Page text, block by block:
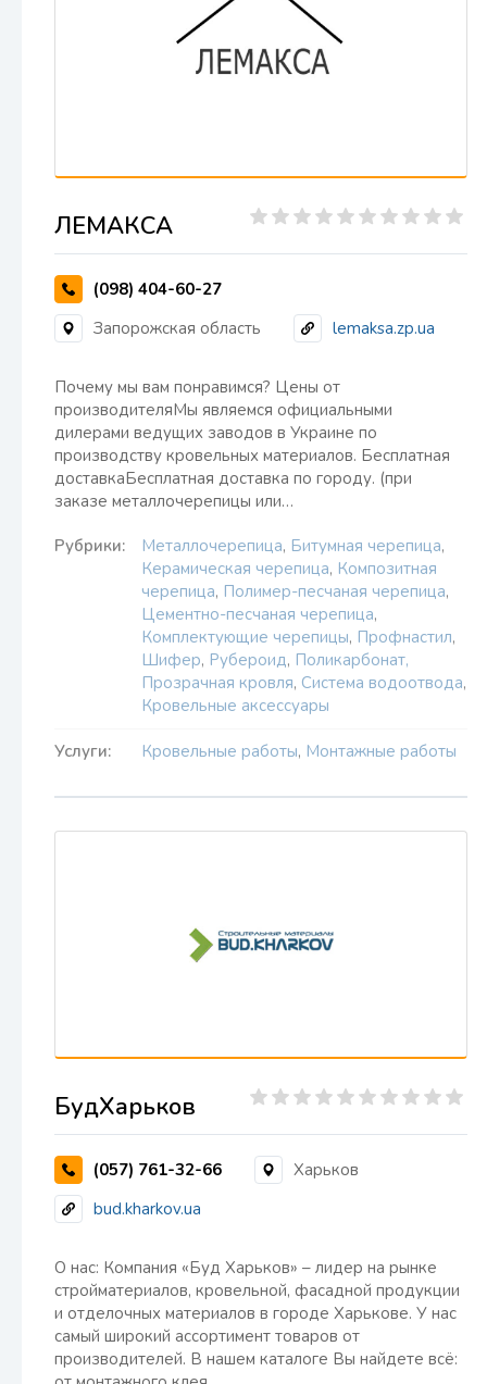
ЛЕМАКСА
(098) 404-60-27
Запорожская область
lemaksa.zp.ua
Почему мы вам понравимся? Цены от
производителяМы являемся официальными
дилерами ведущих заводов в Украине по
производству кровельных материалов. Бесплатная
доставкаБесплатная доставка по городу. (при
заказе металлочерепицы или…
Рубрики: Металлочерепица, Битумная черепица,
Керамическая черепица, Композитная
черепица, Полимер-песчаная черепица,
Цементно-песчаная черепица,
Комплектующие черепицы, Профнастил,
Шифер, Рубероид, Поликарбонат,
Прозрачная кровля, Система водоотвода,
Кровельные аксессуары
Услуги: Кровельные работы, Монтажные работы
БудХарьков
(057) 761-32-66
Харьков
bud.kharkov.ua
О нас: Компания «Буд Харьков» – лидер на рынке
стройматериалов, кровельной, фасадной продукции
и отделочных материалов в городе Харькове. У нас
самый широкий ассортимент товаров от
производителей. В нашем каталоге Вы найдете всё: